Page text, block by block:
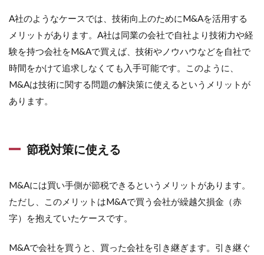
A社のようなケースでは、技術向上のためにM&Aを活用する
メリットがあります。A社は同業の会社で自社より技術力や経
験を持つ会社をM&Aで買えば、技術やノウハウなどを自社で
時間をかけて追求しなくても入手可能です。このように、
M&Aは技術に関する問題の解決策に使えるというメリットが
あります。
節税対策に使える
M&Aには買い手側が節税できるというメリットがあります。
ただし、このメリットはM&Aで買う会社が繰越欠損金（赤
字）を抱えていたケースです。
M&Aで会社を買うと、買った会社を引き継ぎます。引き継ぐ